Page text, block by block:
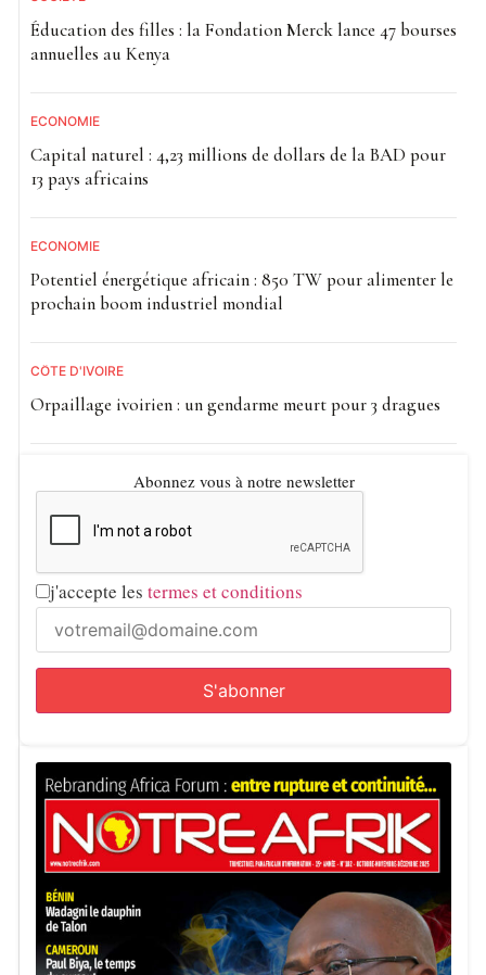
Éducation des filles : la Fondation Merck lance 47 bourses
annuelles au Kenya
ECONOMIE
Capital naturel : 4,23 millions de dollars de la BAD pour
13 pays africains
ECONOMIE
Potentiel énergétique africain : 850 TW pour alimenter le
prochain boom industriel mondial
CÔTE D'IVOIRE
Orpaillage ivoirien : un gendarme meurt pour 3 dragues
Abonnez vous à notre newsletter
j'accepte les termes et conditions